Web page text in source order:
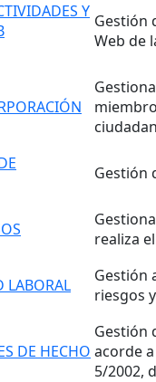
Y Gestión
Web de
Gestión
realiza
LABORAL
Gestión
riesgos
DE HECHO
Gestión
acorde
5/2002,